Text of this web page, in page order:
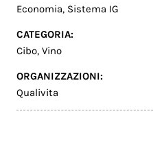
Economia, Sistema IG
CATEGORIA:
Cibo,Vino
ORGANIZZAZIONI:
Qualivita